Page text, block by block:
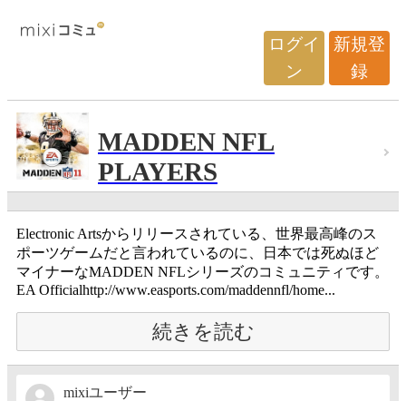
ログイ
ン
新規登
録
MADDEN NFL
PLAYERS
Electronic Artsからリリースされている、世界最高峰のス
ポーツゲームだと言われているのに、日本では死ぬほど
マイナーなMADDEN NFLシリーズのコミュニティです。
EA Officialhttp://www.easports.com/maddennfl/home...
続きを読む
mixiユーザー